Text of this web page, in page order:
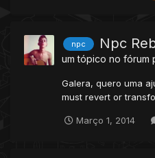
npc Npc
um tópico no fórum
Galera, quero uma
must revert or
Março 1, 2014